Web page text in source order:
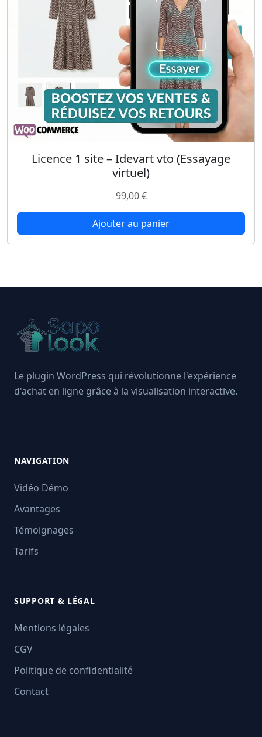
Licence 1 site – Idevart vto (Essayage
virtuel)
99,00€
Ajouter au panier
Le plugin WordPress qui révolutionne l'expérience
d'achat en ligne grâce à la visualisation interactive.
NAVIGATION
Vidéo Démo
Avantages
Témoignages
Tarifs
SUPPORT & LÉGAL
Mentions légales
CGV
Politique de confidentialité
Contact